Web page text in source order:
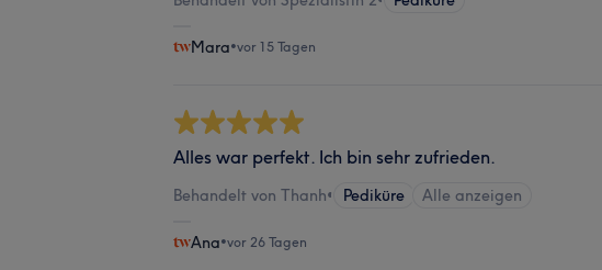
Mara•vor 15 Tagen
Alles war perfekt. Ich bin sehr zufrieden.
Behandelt von Thanh• Pediküre Alle anzeigen
Ana•vor 26 Tagen